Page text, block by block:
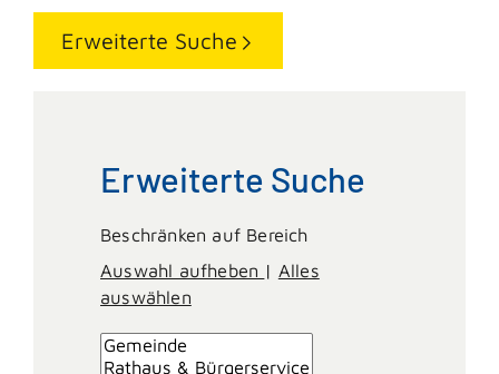
Erweiterte Suche
Erweiterte Suche
Beschränken auf Bereich
Auswahl aufheben | Alles
auswählen